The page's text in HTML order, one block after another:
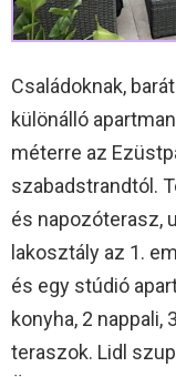
Családoknak,
különálló
méterre az
szabadstrandtól.
és napozóterasz,
lakosztály az 1.
és egy stúdió
konyha, 2 nappali,
teraszok. Lidl